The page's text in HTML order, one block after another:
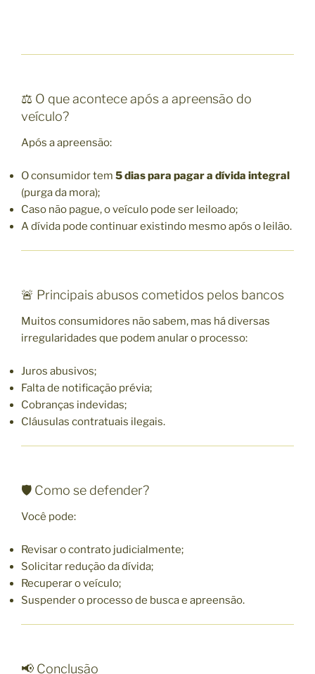
⚖️ O que acontece após a apreensão do
veículo?
Após a apreensão:
O consumidor tem 5 dias para pagar a dívida integral
(purga da mora);
Caso não pague, o veículo pode ser leiloado;
A dívida pode continuar existindo mesmo após o leilão.
🚨 Principais abusos cometidos pelos bancos
Muitos consumidores não sabem, mas há diversas
irregularidades que podem anular o processo:
Juros abusivos;
Falta de notificação prévia;
Cobranças indevidas;
Cláusulas contratuais ilegais.
🛡️ Como se defender?
Você pode:
Revisar o contrato judicialmente;
Solicitar redução da dívida;
Recuperar o veículo;
Suspender o processo de busca e apreensão.
📢 Conclusão